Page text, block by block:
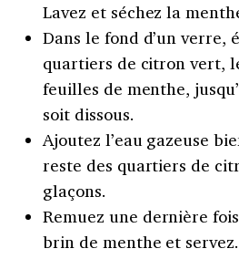
Lavez et séchez la
Dans le fond d’un verre,
quartiers de citron vert,
feuilles de menthe,
soit dissous.
Ajoutez l’eau gazeuse
reste des quartiers de
glaçons.
Remuez une dernière
brin de menthe et servez.